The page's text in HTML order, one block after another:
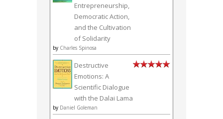
Entrepreneurship,
Democratic Action,
and the Cultivation
of Solidarity
by Charles Spinosa
Destructive
Emotions: A
Scientific Dialogue
with the Dalai Lama
by Daniel Goleman